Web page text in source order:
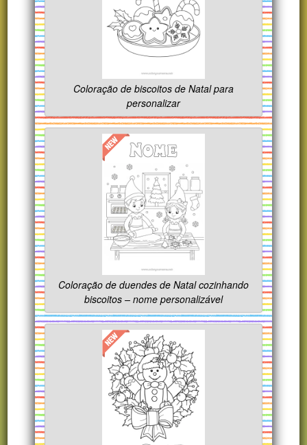
Coloração de biscoitos de Natal para
personalizar
Coloração de duendes de Natal cozinhando
biscoitos – nome personalizável